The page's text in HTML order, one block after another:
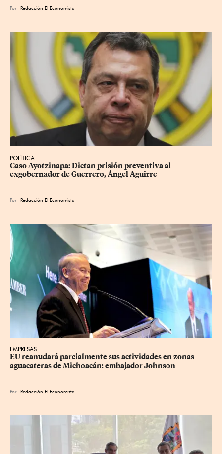
Por Redacción El Economista
POLÍTICA
Caso Ayotzinapa: Dictan prisión preventiva al
exgobernador de Guerrero, Ángel Aguirre
Por Redacción El Economista
EMPRESAS
EU reanudará parcialmente sus actividades en zonas
aguacateras de Michoacán: embajador Johnson
Por Redacción El Economista